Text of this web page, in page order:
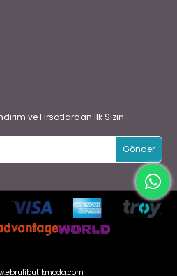
ve Fırsatlardan İlk Sizin
Gönder